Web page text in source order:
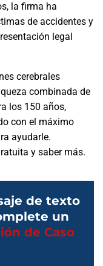
la firma ha
de accidentes y
legal
cerebrales
combinada de
los 150 años,
con el máximo
ayudarle.
y saber más.
de texto
un
de Caso